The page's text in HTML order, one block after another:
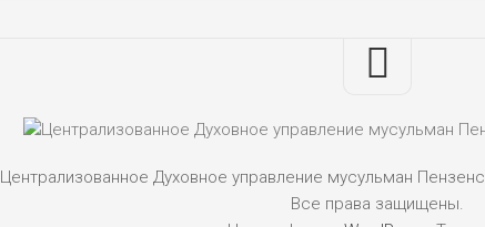
Централизованное Духовное управление мусульман
Все права защищены.